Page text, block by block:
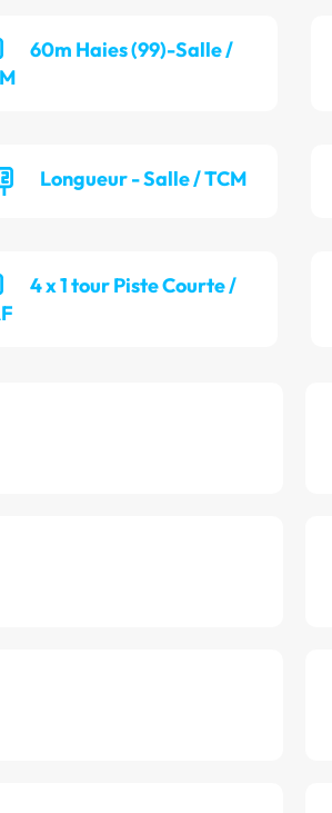
60m Haies (99)-Salle /
Longueur - Salle / TCM
4 x 1 tour Piste Courte /